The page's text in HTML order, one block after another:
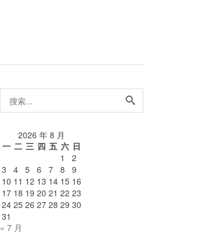
搜
索...
2026 年 8 月
一 二 三 四 五 六 日
1
2
3
4 5 6 7 8
9
10 11 12 13 14 15 16
17 18 19 20 21 22 23
24 25 26 27 28 29 30
31
« 7 月